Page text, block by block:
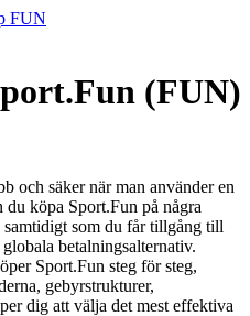
FUN
(FUN)
och säker när man använder en
du köpa Sport.Fun på några
som du får tillgång till
betalningsalternativ.
Sport.Fun steg för steg,
gebyrstrukturer,
dig att välja det mest effektiva